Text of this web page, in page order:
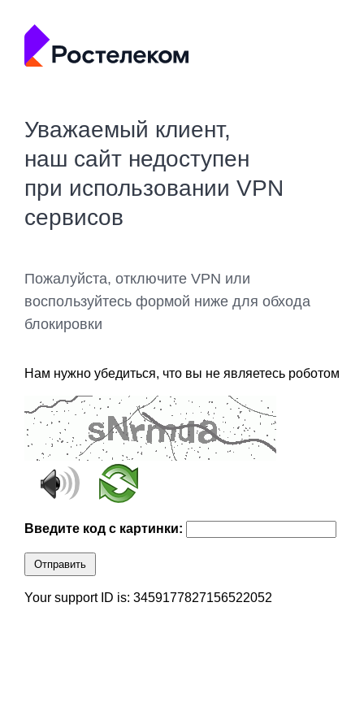
Уважаемый клиент,
наш сайт недоступен
при использовании VPN
сервисов
Пожалуйста, отключите VPN или
воспользуйтесь формой ниже для обхода
блокировки
Нам нужно убедиться, что вы не являетесь роботом
Введите код с картинки:
Отправить
Your support ID is: 3459177827156522052